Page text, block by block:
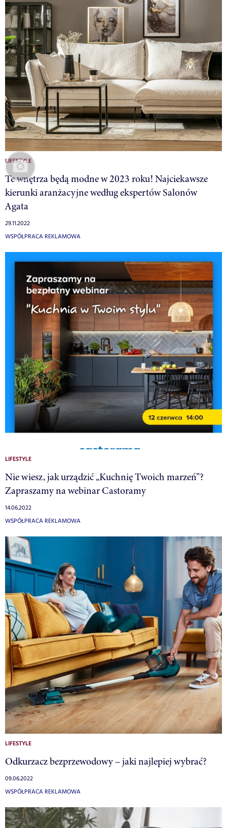
LIFESTYLE
Te wnętrza będą modne w 2023 roku! Najciekawsze
kierunki aranżacyjne według ekspertów Salonów
Agata
29.11.2022
WSPÓŁPRACA REKLAMOWA
LIFESTYLE
Nie wiesz, jak urządzić „Kuchnię Twoich marzeń”?
Zapraszamy na webinar Castoramy
14.06.2022
WSPÓŁPRACA REKLAMOWA
LIFESTYLE
Odkurzacz bezprzewodowy – jaki najlepiej wybrać?
09.06.2022
WSPÓŁPRACA REKLAMOWA